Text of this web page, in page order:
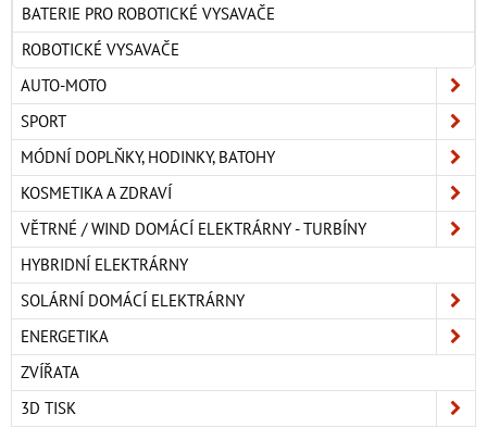
BATERIE PRO ROBOTICKÉ VYSAVAČE
ROBOTICKÉ VYSAVAČE
AUTO-MOTO
SPORT
MÓDNÍ DOPLŇKY, HODINKY, BATOHY
KOSMETIKA A ZDRAVÍ
VĚTRNÉ / WIND DOMÁCÍ ELEKTRÁRNY - TURBÍNY
HYBRIDNÍ ELEKTRÁRNY
SOLÁRNÍ DOMÁCÍ ELEKTRÁRNY
ENERGETIKA
ZVÍŘATA
3D TISK